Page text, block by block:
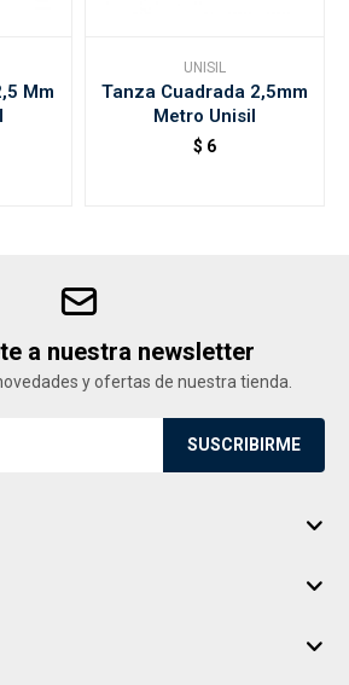
Mm
UNISIL
Tanza Cuadrada 2,5mm
Metro Unisil
$ 6
a nuestra newsletter
y ofertas de nuestra tienda.
SUSCRIBIRME